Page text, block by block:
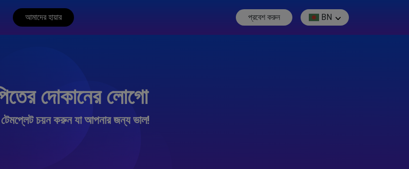
আমাদের হায়ার প্রবেশ করুন BN
দোকানের লোগো
চয়ন করুন যা আপনার জন্য ভাল!